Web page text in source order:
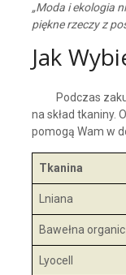
„Moda i ekologia
piękne rzeczy z
Jak
Podczas
na skład tkaniny.
pomogą Wam w
Tkanina
Lniana
Bawełna
Lyocell